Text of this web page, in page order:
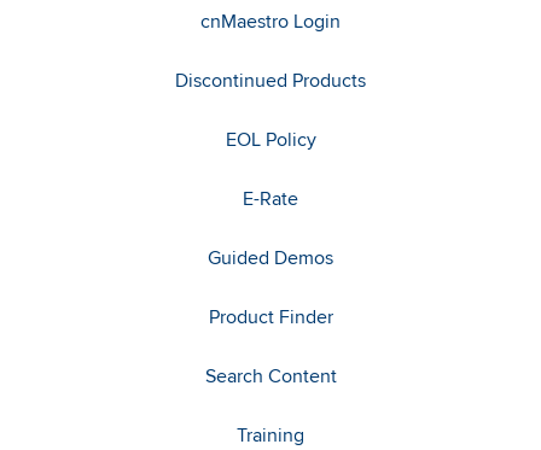
cnMaestro Login
Discontinued Products
EOL Policy
E-Rate
Guided Demos
Product Finder
Search Content
Training